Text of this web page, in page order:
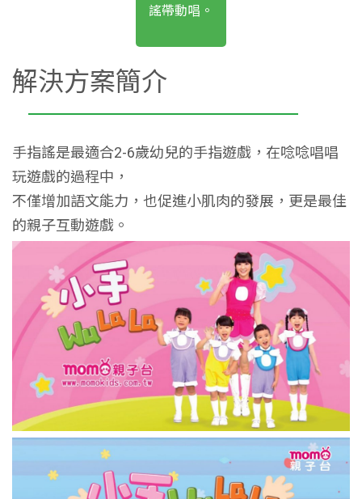
謠帶動唱。
解決方案簡介
手指謠是最適合2-6歲幼兒的手指遊戲，在唸唸唱唱
玩遊戲的過程中，
不僅增加語文能力，也促進小肌肉的發展，更是最佳
的親子互動遊戲。